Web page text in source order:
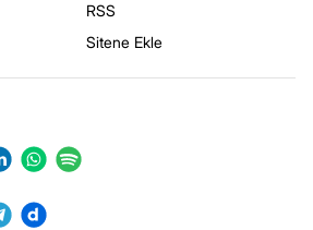
RSS
Sitene Ekle